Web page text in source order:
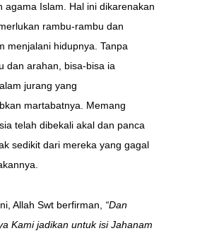
agama Islam. Hal ini dikarenakan
rambu-rambu dan
menjalani hidupnya. Tanpa
dan arahan, bisa-bisa ia
jurang yang
martabatnya. Memang
telah dibekali akal dan panca
sedikit dari mereka yang gagal
Allah Swt berfirman, “Dan
Kami jadikan untuk isi Jahanam